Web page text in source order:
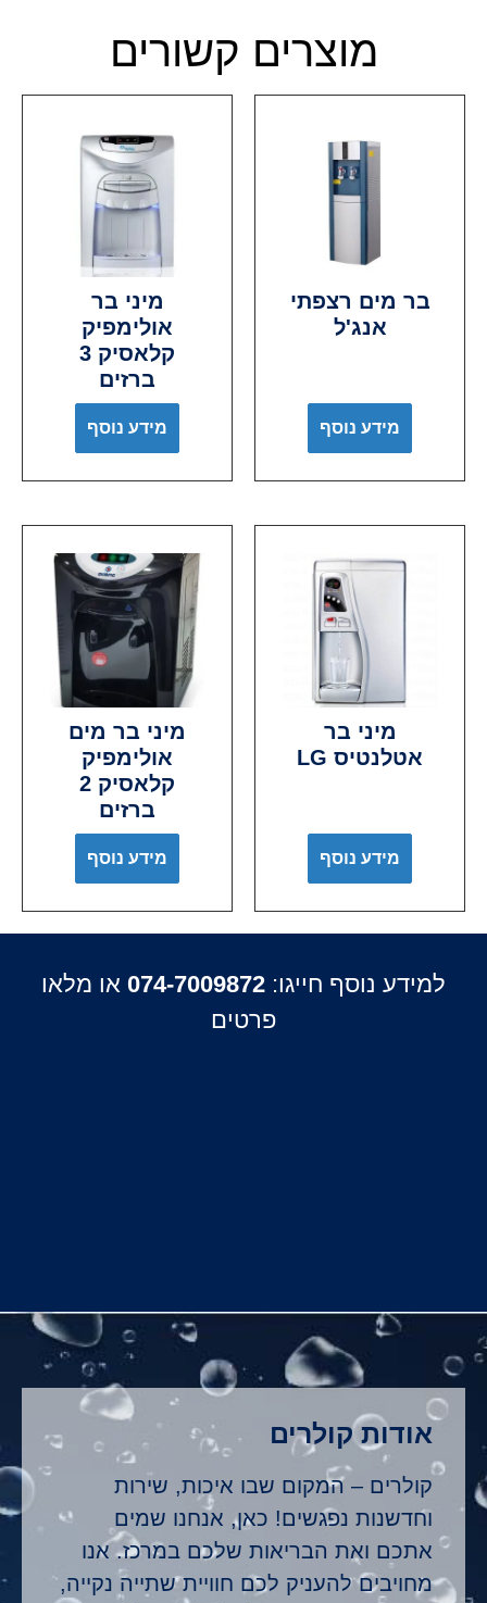
מוצרים קשורים
בר מים רצפתי
אנג'ל
מידע נוסף
מיני בר
אולימפיק
קלאסיק 3
ברזים
מידע נוסף
מיני בר
אטלנטיס LG
מידע נוסף
מיני בר מים
אולימפיק
קלאסיק 2
ברזים
מידע נוסף
למידע נוסף חייגו: 074-7009872 או מלאו
פרטים
אודות קולרים
קולרים – המקום שבו איכות, שירות
וחדשנות נפגשים! כאן, אנחנו שמים
אתכם ואת הבריאות שלכם במרכז. אנו
מחויבים להעניק לכם חוויית שתייה נקייה,